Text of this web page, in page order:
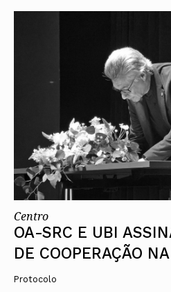
Centro
OA-SRC E UBI
DE COOPERAÇÃO
Protocolo